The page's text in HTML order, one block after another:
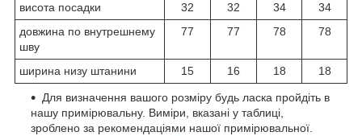
висота посадки
32 32 34
34
довжина по внутрешнему
шву
77 77 78 78
ширина низу штанини 15 16 18 18
Для визначення вашого розміру будь ласка пройдіть в
нашу примірювальну. Виміри, вказані у таблиці,
зроблено за рекомендаціями нашої примірювальної.